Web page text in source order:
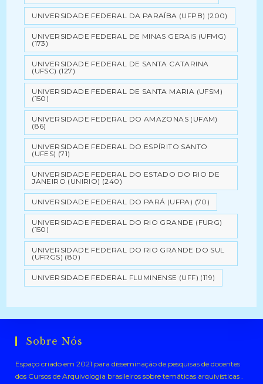
UNIVERSIDADE FEDERAL DA PARAÍBA (UFPB) (200)
UNIVERSIDADE FEDERAL DE MINAS GERAIS (UFMG)
(173)
UNIVERSIDADE FEDERAL DE SANTA CATARINA
(UFSC) (127)
UNIVERSIDADE FEDERAL DE SANTA MARIA (UFSM)
(150)
UNIVERSIDADE FEDERAL DO AMAZONAS (UFAM)
(86)
UNIVERSIDADE FEDERAL DO ESPÍRITO SANTO
(UFES) (71)
UNIVERSIDADE FEDERAL DO ESTADO DO RIO DE
JANEIRO (UNIRIO) (240)
UNIVERSIDADE FEDERAL DO PARÁ (UFPA) (70)
UNIVERSIDADE FEDERAL DO RIO GRANDE (FURG)
(150)
UNIVERSIDADE FEDERAL DO RIO GRANDE DO SUL
(UFRGS) (80)
UNIVERSIDADE FEDERAL FLUMINENSE (UFF) (119)
Sobre Nós
Espaço criado em 2021 para disseminação de pesquisas de docentes
dos Cursos de Arquivologia brasileiros sobre temáticas arquivísticas .